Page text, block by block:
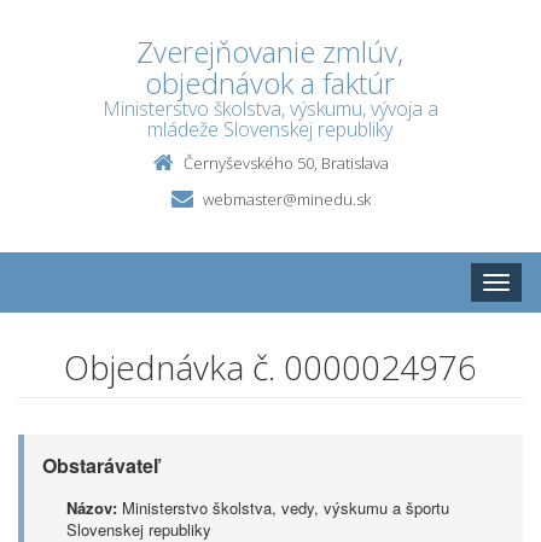
Zverejňovanie zmlúv,
objednávok a faktúr
Ministerstvo školstva, výskumu, vývoja a
mládeže Slovenskej republiky
Černyševského 50, Bratislava
webmaster@minedu.sk
Toggle
Objednávka č. 0000024976
Obstarávateľ
Názov: Ministerstvo školstva, vedy, výskumu a športu
Slovenskej republiky